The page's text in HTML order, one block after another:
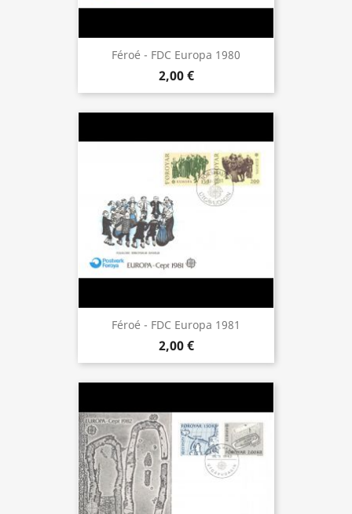
Féroé - FDC Europa 1980
2,00 €
Féroé - FDC Europa 1981
2,00 €